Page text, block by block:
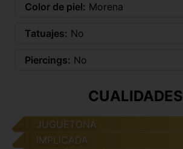
Color de piel: Morena
Tatuajes: No
Piercings: No
CUALIDADES
JUGUETONA
IMPLICADA